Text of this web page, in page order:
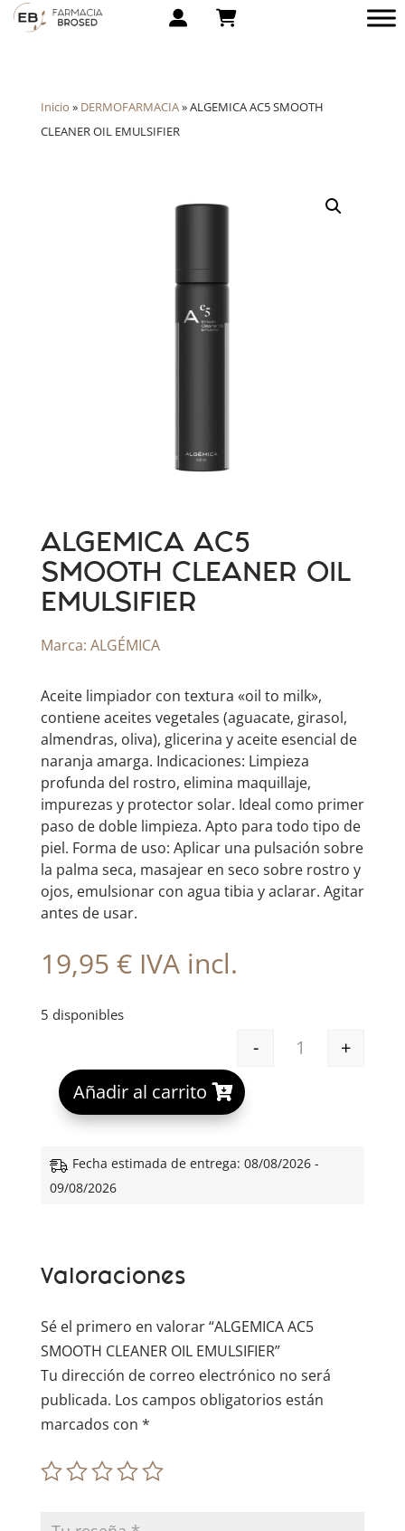
Inicio » DERMOFARMACIA»ALGEMICA AC5 SMOOTH
CLEANER OIL EMULSIFIER
ALGEMICA AC5
SMOOTH CLEANER OIL
EMULSIFIER
Marca: ALGÉMICA
Aceite limpiador con textura «oil to milk»,
contiene aceites vegetales (aguacate, girasol,
almendras, oliva), glicerina y aceite esencial de
naranja amarga. Indicaciones: Limpieza
profunda del rostro, elimina maquillaje,
impurezas y protector solar. Ideal como primer
paso de doble limpieza. Apto para todo tipo de
piel. Forma de uso: Aplicar una pulsación sobre
la palma seca, masajear en seco sobre rostro y
ojos, emulsionar con agua tibia y aclarar. Agitar
antes de usar.
19,95 € IVA incl.
5 disponibles
ALGEMICA
-
+
Añadir al carrito
A
e
e
:
Fecha estimada de entrega: 08/08/2026 -
09/08/2026
Valoraciones
Sé el primero en valorar “ALGEMICA AC5
SMOOTH CLEANER OIL EMULSIFIER”
Tu dirección de correo electrónico no será
publicada. Los campos obligatorios están
marcados con *